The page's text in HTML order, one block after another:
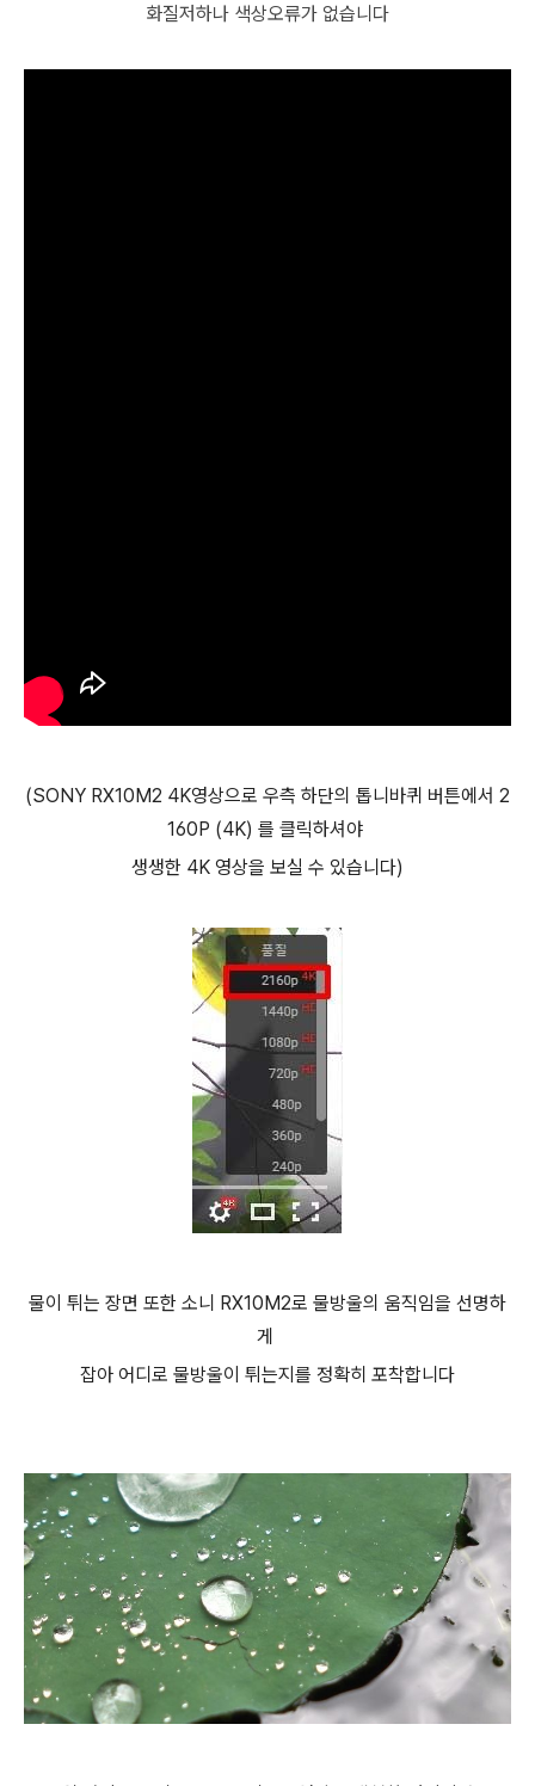
화질저하나 색상오류가 없습니다
(SONY RX10M2 4K영상으로 우측 하단의 톱니바퀴 버튼에서 2
160P (4K) 를 클릭하셔야
생생한 4K 영상을 보실 수 있습니다)
물이 튀는 장면 또한 소니 RX10M2로 물방울의 움직임을 선명하
게
잡아 어디로 물방울이 튀는지를 정확히 포착합니다